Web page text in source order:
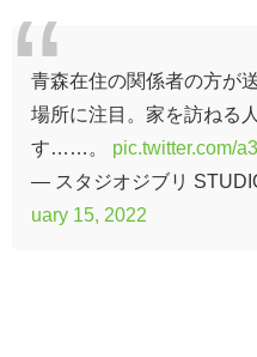
青森在住の関係者の方が
場所に注目。家を訪ねる
す……。 pic.twitter.com/
— スタジオジブリ
uary 15, 2022